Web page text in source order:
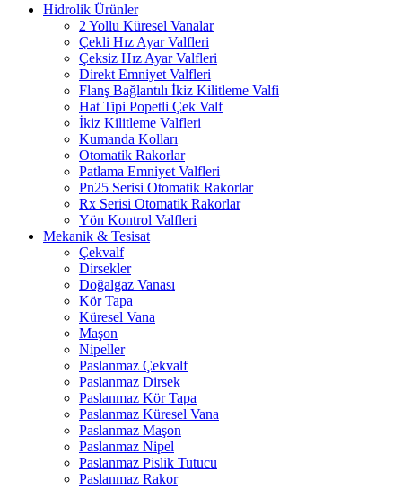
Hidrolik Ürünler
2 Yollu Küresel Vanalar
Çekli Hız Ayar Valfleri
Çeksiz Hız Ayar Valfleri
Direkt Emniyet Valfleri
Flanş Bağlantılı İkiz Kilitleme Valfi
Hat Tipi Popetli Çek Valf
İkiz Kilitleme Valfleri
Kumanda Kolları
Otomatik Rakorlar
Patlama Emniyet Valfleri
Pn25 Serisi Otomatik Rakorlar
Rx Serisi Otomatik Rakorlar
Yön Kontrol Valfleri
Mekanik & Tesisat
Çekvalf
Dirsekler
Doğalgaz Vanası
Kör Tapa
Küresel Vana
Maşon
Nipeller
Paslanmaz Çekvalf
Paslanmaz Dirsek
Paslanmaz Kör Tapa
Paslanmaz Küresel Vana
Paslanmaz Maşon
Paslanmaz Nipel
Paslanmaz Pislik Tutucu
Paslanmaz Rakor